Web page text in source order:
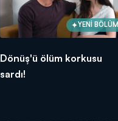
YENİ BÖLÜM
Dönüş'ü ölüm korkusu
sardı!